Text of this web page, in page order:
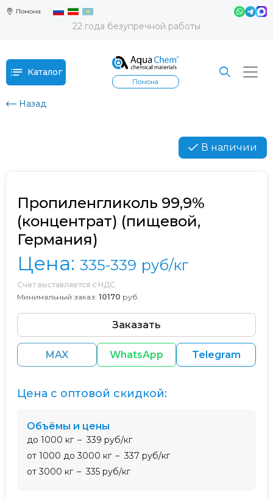
Помона
22 года безупречной работы
Каталог
Помона
Назад
В наличии
Пропиленгликоль 99,9%
(концентрат) (пищевой,
Германия)
Цена: 335-339 руб/кг
Счет выставляется с НДС
Минимальный заказ: 10170 руб.
Заказать
MAX WhatsApp Telegram
Цена с оптовой скидкой:
Объёмы и цены
до 1000 кг
339 руб/кг
от 1000 до 3000 кг
337 руб/кг
от 3000 кг
335 руб/кг